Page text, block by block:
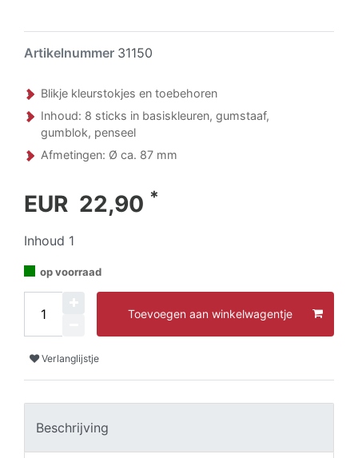
Artikelnummer 31150
Blikje kleurstokjes en toebehoren
Inhoud: 8 sticks in basiskleuren, gumstaaf,
gumblok, penseel
Afmetingen: Ø ca. 87 mm
EUR 22,90 *
Inhoud 1
op voorraad
Toevoegen aan winkelwagentje
Verlanglijstje
Beschrijving